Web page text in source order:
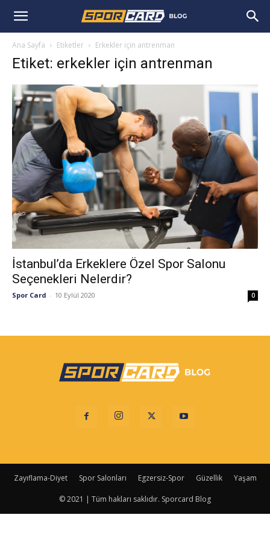
Ana Sayfa Etiketler Erkekler için antrenman
Etiket: erkekler için antrenman
İstanbul’da Erkeklere Özel Spor Salonu
Seçenekleri Nelerdir?
Spor Card - 10 Eylül 2020 0
Zayıflama-Diyet Spor Salonları Egzersiz-Spor Güzellik Yaşam
© 2021 | Tüm hakları saklıdır. Sporcard Blog